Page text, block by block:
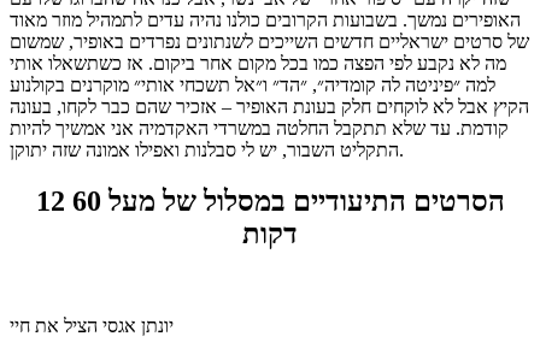
האופירים נמשך. בשבועות הקרובים כולנו נהיה עדים לתמהיל מוזר מאוד
של סרטים ישראליים חדשים השייכים לשנתונים נפרדים באופיר, שמשום
מה לא נקבע לפי הפצה כמו בכל מקום אחר ביקום. אז כשתשאלו אותי
למה ״פיניטה לה קומדיה״, ״הד״ ו״אל תשכחי אותי״ מוקרנים בקולנוע
הקיץ אבל לא לוקחים חלק בעונת האופיר – אזכיר שהם כבר לקחו, בעונה
קודמת. עד שלא תתקבל החלטה במשרדי האקדמיה אני אמשיך להיות
התקליט השבור, יש לי סבלנות ואפילו אמונה שזה יתוקן.
12 הסרטים התיעודיים במסלול של מעל 60
דקות
יונתן אגסי הציל את חיי